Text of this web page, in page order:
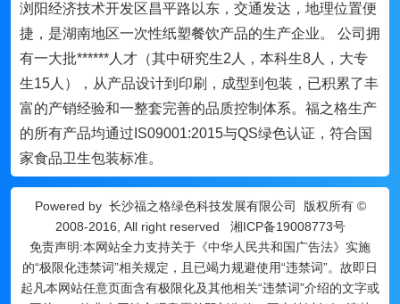
浏阳经济技术开发区昌平路以东，交通发达，地理位置便
捷，是湖南地区一次性纸塑餐饮产品的生产企业。 公司拥
有一大批******人才（其中研究生2人，本科生8人，大专
生15人），从产品设计到印刷，成型到包装，已积累了丰
富的产销经验和一整套完善的品质控制体系。福之格生产
的所有产品均通过IS09001:2015与QS绿色认证，符合国
家食品卫生包装标准。
Powered by 长沙福之格绿色科技发展有限公司
版权所有 ©
2008-2016, All right reserved 湘ICP备19008773号
免责声明:本网站全力支持关于《中华人民共和国广告法》实施
的“极限化违禁词”相关规定，且已竭力规避使用“违禁词”。故即日
起凡本网站任意页面含有极限化及其他相关“违禁词”介绍的文字或